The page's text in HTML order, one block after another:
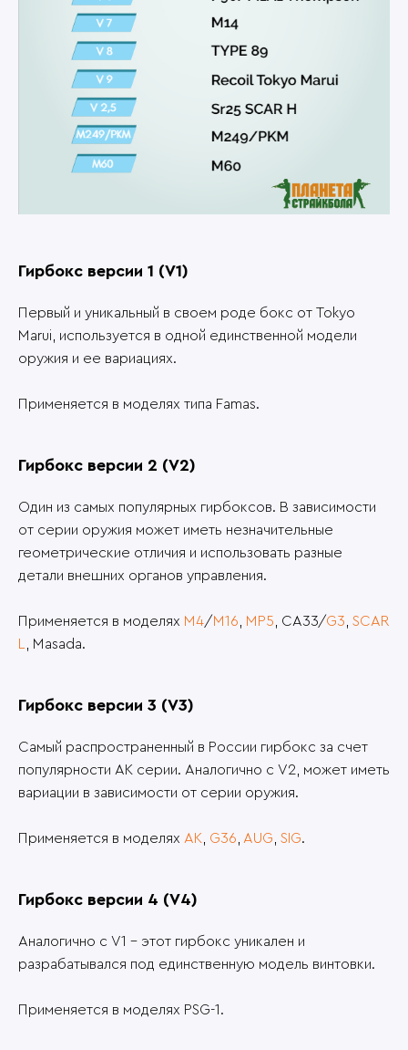
Гирбокс версии 1 (V1)
Первый и уникальный в своем роде бокс от Tokyo
Marui, используется в одной единственной модели
оружия и ее вариациях.
Применяется в моделях типа Famas.
Гирбокс версии 2 (V2)
Один из самых популярных гирбоксов. В зависимости
от серии оружия может иметь незначительные
геометрические отличия и использовать разные
детали внешних органов управления.
Применяется в моделях M4/M16, MP5, CA33/G3, SCAR
L, Masada.
Гирбокс версии 3 (V3)
Самый распространенный в России гирбокс за счет
популярности АК серии. Аналогично с V2, может иметь
вариации в зависимости от серии оружия.
Применяется в моделях АК, G36, AUG, SIG.
Гирбокс версии 4 (V4)
Аналогично с V1 – этот гирбокс уникален и
разрабатывался под единственную модель винтовки.
Применяется в моделях PSG-1.